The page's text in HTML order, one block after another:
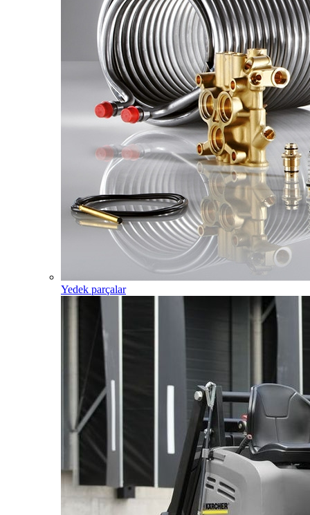
Yedek parçalar